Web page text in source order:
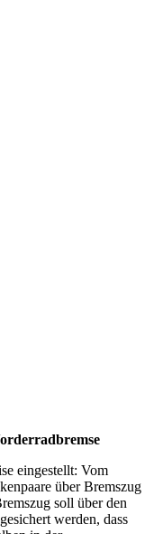
eingestellt: Vom
über Bremszug
soll über den
werden, dass